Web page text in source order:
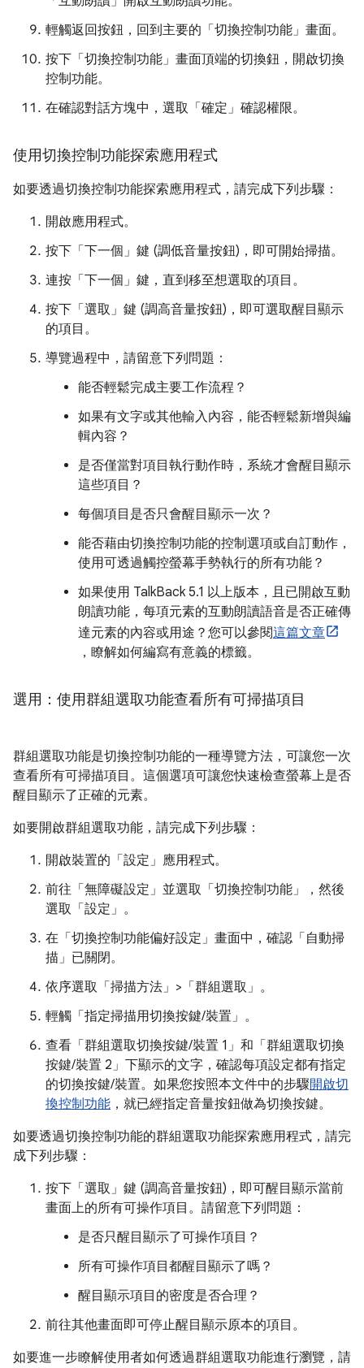
輕觸返回按鈕，回到主要的「切換控制功能」畫面。
按下「切換控制功能」畫面頂端的切換鈕 ，開啟切換
控制功能。
在確認對話方塊中，選取「確定」 確認權限。
使用切換控制功能探索應用程式
如要透過切換控制功能探索應用程式，請完成下列步驟：
開啟應用程式。
按下「下一個」鍵 (調低音量按鈕)，即可開始掃描。
連按「下一個」鍵，直到移至想選取的項目。
按下「選取」鍵 (調高音量按鈕)，即可選取醒目顯示
的項目。
導覽過程中，請留意下列問題：
能否輕鬆完成主要工作流程？
如果有文字或其他輸入內容，能否輕鬆新增與編
輯內容？
是否僅當對項目執行動作時，系統才會醒目顯示
這些項目？
每個項目是否只會醒目顯示一次？
能否藉由切換控制功能的控制選項或自訂動作，
使用可透過觸控螢幕手勢執行的所有功能？
如果使用 TalkBack 5.1 以上版本，且已開啟互動
朗讀功能，每項元素的互動朗讀語音是否正確傳
達元素的內容或用途？您可以參閱這篇文章
，瞭解如何編寫有意義的標籤。
選用：使用群組選取功能查看所有可掃描項目
群組選取功能是切換控制功能的一種導覽方法，可讓您一次
查看所有可掃描項目。這個選項可讓您快速檢查螢幕上是否
醒目顯示了正確的元素。
如要開啟群組選取功能，請完成下列步驟：
開啟裝置的「設定」應用程式。
前往「無障礙設定」 並選取「切換控制功能」
，然後
選取「設定」 。
在「切換控制功能偏好設定」畫面中，確認「自動掃
描」 已關閉。
依序選取「掃描方法」>「群組選取」 。
輕觸「指定掃描用切換按鍵/裝置」 。
查看「群組選取切換按鍵/裝置 1」 和「群組選取切換
按鍵/裝置 2」 下顯示的文字，確認每項設定都有指定
的切換按鍵/裝置。如果您按照本文件中的步驟開啟切
換控制功能 ，就已經指定音量按鈕做為切換按鍵。
如要透過切換控制功能的群組選取功能探索應用程式，請完
成下列步驟：
按下「選取」鍵 (調高音量按鈕)，即可醒目顯示當前
畫面上的所有可操作項目。請留意下列問題：
是否只醒目顯示了可操作項目？
所有可操作項目都醒目顯示了嗎？
醒目顯示項目的密度是否合理？
前往其他畫面即可停止醒目顯示原本的項目。
如要進一步瞭解使用者如何透過群組選取功能進行瀏覽，請